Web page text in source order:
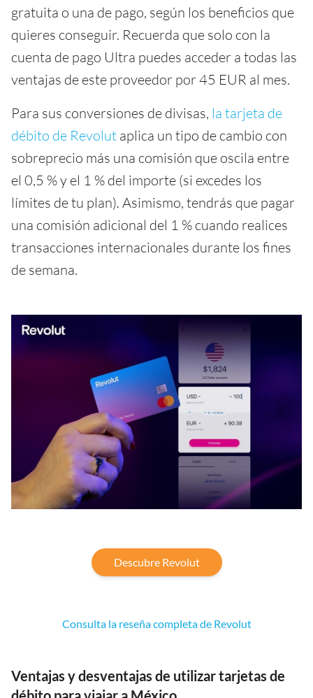
gratuita o una de pago, según los beneficios que
quieres conseguir. Recuerda que solo con la
cuenta de pago Ultra puedes acceder a todas las
ventajas de este proveedor por 45 EUR al mes.
Para sus conversiones de divisas, la tarjeta de
débito de Revolut aplica un tipo de cambio con
sobreprecio más una comisión que oscila entre
el 0,5 % y el 1 % del importe (si excedes los
límites de tu plan). Asimismo, tendrás que pagar
una comisión adicional del 1 % cuando realices
transacciones internacionales durante los fines
de semana.
Descubre Revolut
Consulta la reseña completa de Revolut
Ventajas y desventajas de utilizar tarjetas de